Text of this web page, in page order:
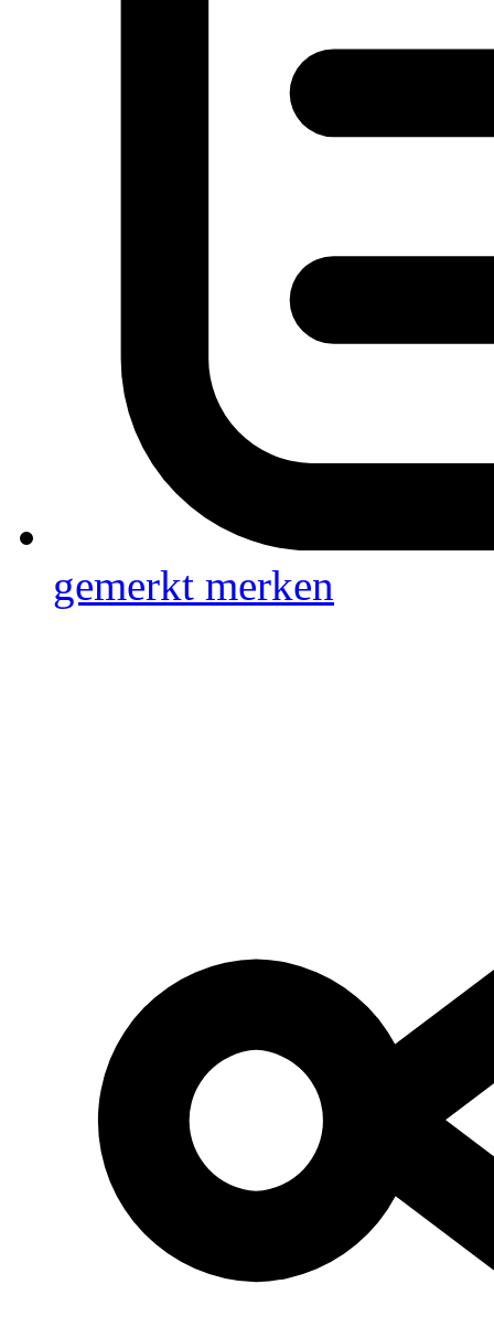
gemerkt merken